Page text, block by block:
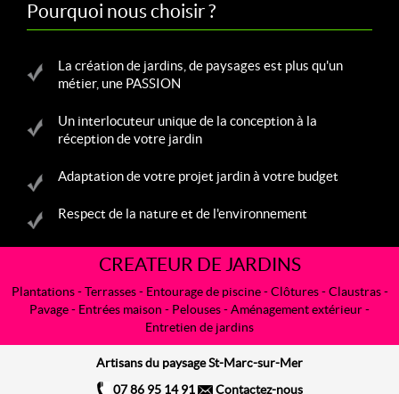
Pourquoi nous choisir ?
La création de jardins, de paysages est plus qu'un
métier, une PASSION
Un interlocuteur unique de la conception à la
réception de votre jardin
Adaptation de votre projet jardin à votre budget
Respect de la nature et de l'environnement
CREATEUR DE JARDINS
Plantations-Terrasses- Entourage de piscine- Clôtures -Claustras-
Pavage - Entrées maison - Pelouses- Aménagement extérieur -
Entretien de jardins
Artisans du paysage St-Marc-sur-Mer
07 86 95 14 91
Contactez-nous